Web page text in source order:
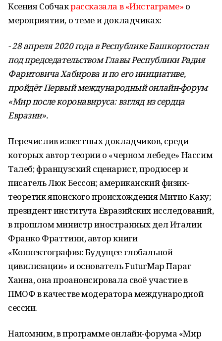
Ксения Собчакрассказала в «Инстаграме» о
мероприятии, о теме и докладчиках:
- 28 апреля 2020 года в Республике Башкортостан
под председательством Главы Республики Радия
Фаритовича Хабирова и по его инициативе,
пройдёт Первый международный онлайн-форум
«Мир после коронавируса: взгляд из сердца
Евразии».
Перечислив известных докладчиков, среди
которых автор теории о «черном лебеде» Нассим
Талеб; французский сценарист, продюсер и
писатель Люк Бессон; американский физик-
теоретик японского происхождения Митио Каку;
президент института Евразийских исследований,
в прошлом министр иностранных дел Италии
Франко Фраттини, автор книги
«Коннектография: Будущее глобальной
цивилизации» и основатель FuturMap Параг
Ханна, она проанонсировала своё участие в
ПМОФ в качестве модератора международной
сессии.
Напомним, в программе онлайн-форума «Мир